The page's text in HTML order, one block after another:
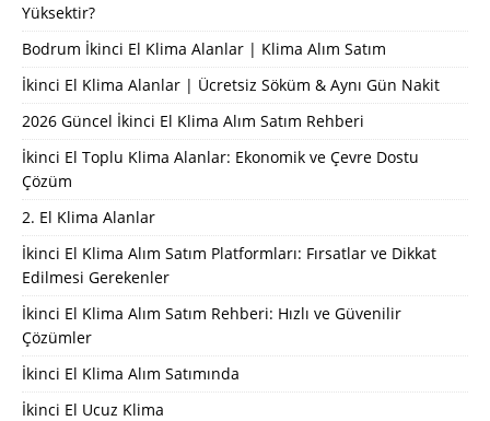
Yüksektir?
Bodrum İkinci El Klima Alanlar | Klima Alım Satım
İkinci El Klima Alanlar | Ücretsiz Söküm & Aynı Gün Nakit
2026 Güncel İkinci El Klima Alım Satım Rehberi
İkinci El Toplu Klima Alanlar: Ekonomik ve Çevre Dostu
Çözüm
2. El Klima Alanlar
İkinci El Klima Alım Satım Platformları: Fırsatlar ve Dikkat
Edilmesi Gerekenler
İkinci El Klima Alım Satım Rehberi: Hızlı ve Güvenilir
Çözümler
İkinci El Klima Alım Satımında
İkinci El Ucuz Klima